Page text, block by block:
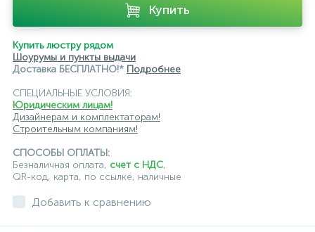
черные ЭРА Crystal Lux Ambrella
Купить
Купить люстру рядом
Шоурумы и пункты выдачи
Доставка БЕСПЛАТНО!* Подробнее
СПЕЦИАЛЬНЫЕ УСЛОВИЯ:
Юридическим лицам!
Дизайнерам и комплектаторам!
Строительным компаниям!
СПОСОБЫ ОПЛАТЫ:
Безналичная оплата, счет с НДС,
QR-код, карта, по ссылке, наличные
Добавить к сравнению